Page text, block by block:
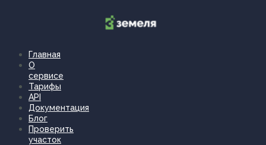
Главная
О
сервисе
Тарифы
API
Документация
Блог
Проверить
участок